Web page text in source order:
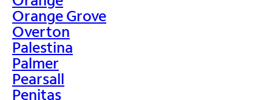
Orange Grove
Overton
Palestina
Palmer
Pearsall
Penitas